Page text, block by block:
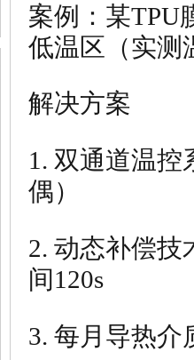
案例：某TPU
低温区（实
解决方案
1. 双通道温控
偶）
2. 动态补偿技
间120s
3. 每月 导热介